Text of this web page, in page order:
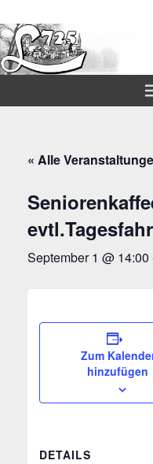
« Alle
September 1 @ 14:00
Zum
hinzufügen
DETAILS